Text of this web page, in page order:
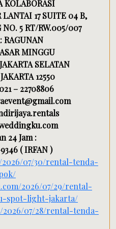
KOLABORASI
17 SUITE 04 B,
5 RT/RW.005/007
MINGGU
SELATAN
12550
– 22708806
24 Jam :
( IRFAN )
07/30/rental-tenda-
2026/07/29/rental-
spot-light-jakarta/
07/28/rental-tenda-